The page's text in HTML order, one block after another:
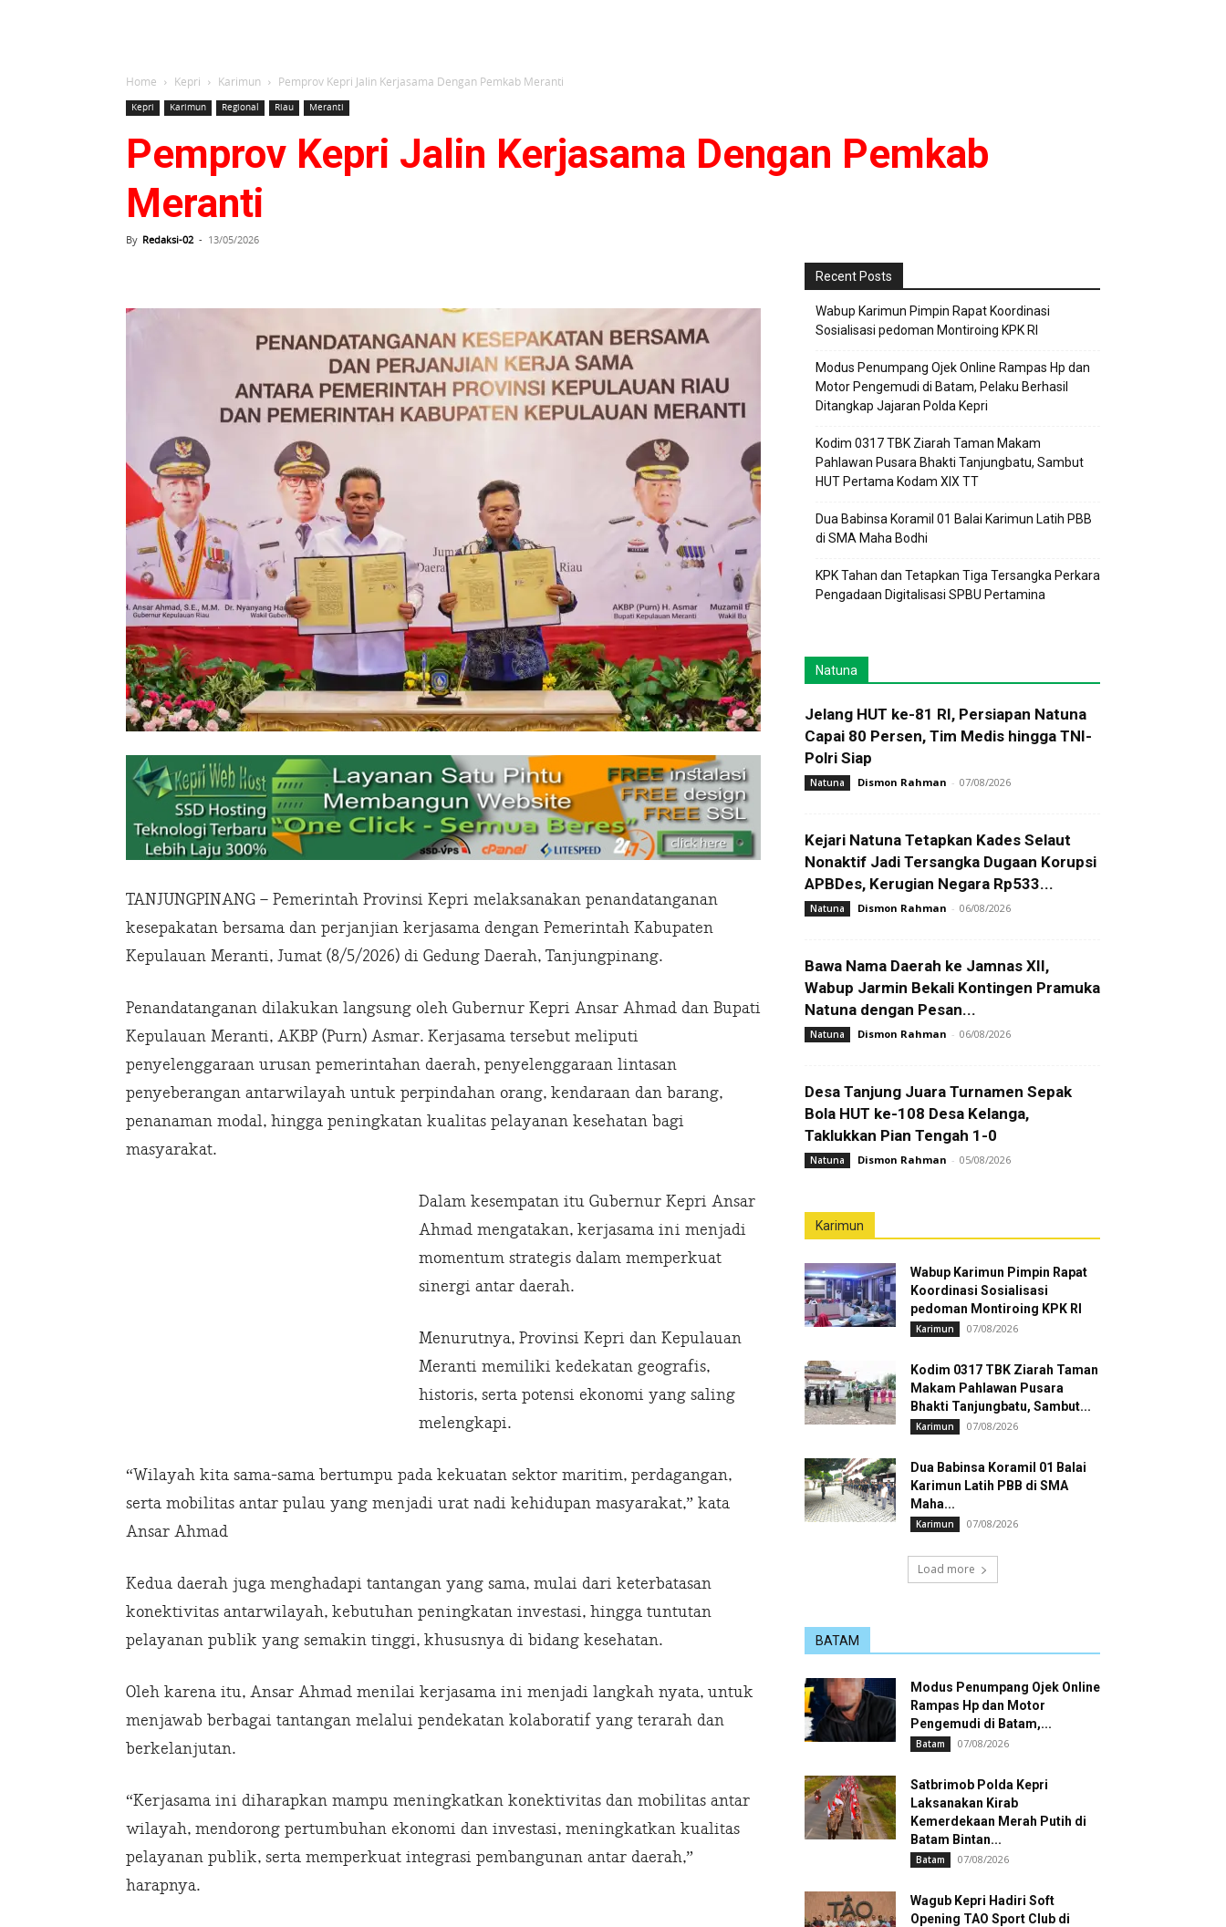
Home Kepri Karimun Pemprov Kepri Jalin Kerjasama Dengan Pemkab Meranti
Kepri Karimun Regional Riau Meranti
Pemprov Kepri Jalin Kerjasama Dengan Pemkab
Meranti
By Redaksi-02 - 13/05/2026
TANJUNGPINANG – Pemerintah Provinsi Kepri melaksanakan penandatanganan
kesepakatan bersama dan perjanjian kerjasama dengan Pemerintah Kabupaten
Kepulauan Meranti, Jumat (8/5/2026) di Gedung Daerah, Tanjungpinang.
Penandatanganan dilakukan langsung oleh Gubernur Kepri Ansar Ahmad dan Bupati
Kepulauan Meranti, AKBP (Purn) Asmar. Kerjasama tersebut meliputi
penyelenggaraan urusan pemerintahan daerah, penyelenggaraan lintasan
penyeberangan antarwilayah untuk perpindahan orang, kendaraan dan barang,
penanaman modal, hingga peningkatan kualitas pelayanan kesehatan bagi
masyarakat.
Dalam kesempatan itu Gubernur Kepri Ansar
Ahmad mengatakan, kerjasama ini menjadi
momentum strategis dalam memperkuat
sinergi antar daerah.
Menurutnya, Provinsi Kepri dan Kepulauan
Meranti memiliki kedekatan geografis,
historis, serta potensi ekonomi yang saling
melengkapi.
“Wilayah kita sama-sama bertumpu pada kekuatan sektor maritim, perdagangan,
serta mobilitas antar pulau yang menjadi urat nadi kehidupan masyarakat,” kata
Ansar Ahmad
Kedua daerah juga menghadapi tantangan yang sama, mulai dari keterbatasan
konektivitas antarwilayah, kebutuhan peningkatan investasi, hingga tuntutan
pelayanan publik yang semakin tinggi, khususnya di bidang kesehatan.
Oleh karena itu, Ansar Ahmad menilai kerjasama ini menjadi langkah nyata, untuk
menjawab berbagai tantangan melalui pendekatan kolaboratif yang terarah dan
berkelanjutan.
“Kerjasama ini diharapkan mampu meningkatkan konektivitas dan mobilitas antar
wilayah, mendorong pertumbuhan ekonomi dan investasi, meningkatkan kualitas
pelayanan publik, serta memperkuat integrasi pembangunan antar daerah,”
harapnya.
Recent Posts
Wabup Karimun Pimpin Rapat Koordinasi
Sosialisasi pedoman Montiroing KPK RI
Modus Penumpang Ojek Online Rampas Hp dan
Motor Pengemudi di Batam, Pelaku Berhasil
Ditangkap Jajaran Polda Kepri
Kodim 0317 TBK Ziarah Taman Makam
Pahlawan Pusara Bhakti Tanjungbatu, Sambut
HUT Pertama Kodam XIX TT
Dua Babinsa Koramil 01 Balai Karimun Latih PBB
di SMA Maha Bodhi
KPK Tahan dan Tetapkan Tiga Tersangka Perkara
Pengadaan Digitalisasi SPBU Pertamina
Natuna
Jelang HUT ke-81 RI, Persiapan Natuna
Capai 80 Persen, Tim Medis hingga TNI-
Polri Siap
Natuna Dismon Rahman - 07/08/2026
Kejari Natuna Tetapkan Kades Selaut
Nonaktif Jadi Tersangka Dugaan Korupsi
APBDes, Kerugian Negara Rp533...
Natuna Dismon Rahman - 06/08/2026
Bawa Nama Daerah ke Jamnas XII,
Wabup Jarmin Bekali Kontingen Pramuka
Natuna dengan Pesan...
Natuna Dismon Rahman - 06/08/2026
Desa Tanjung Juara Turnamen Sepak
Bola HUT ke-108 Desa Kelanga,
Taklukkan Pian Tengah 1-0
Natuna Dismon Rahman - 05/08/2026
Karimun
Wabup Karimun Pimpin Rapat
Koordinasi Sosialisasi
pedoman Montiroing KPK RI
Karimun 07/08/2026
Kodim 0317 TBK Ziarah Taman
Makam Pahlawan Pusara
Bhakti Tanjungbatu, Sambut...
Karimun 07/08/2026
Dua Babinsa Koramil 01 Balai
Karimun Latih PBB di SMA
Maha...
Karimun 07/08/2026
Load more
BATAM
Modus Penumpang Ojek Online
Rampas Hp dan Motor
Pengemudi di Batam,...
Batam 07/08/2026
Satbrimob Polda Kepri
Laksanakan Kirab
Kemerdekaan Merah Putih di
Batam Bintan...
Batam 07/08/2026
Wagub Kepri Hadiri Soft
Opening TAO Sport Club di